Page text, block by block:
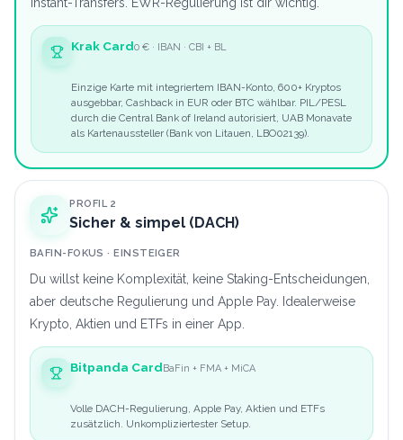
Krak Card0 € · IBAN · CBI + BL
Einzige Karte mit integriertem IBAN-Konto, 600+ Kryptos
ausgebbar, Cashback in EUR oder BTC wählbar. PIL/PESL
durch die Central Bank of Ireland autorisiert, UAB Monavate
als Kartenaussteller (Bank von Litauen, LBO02139).
PROFIL 2
Sicher & simpel (DACH)
BAFIN-FOKUS · EINSTEIGER
Du willst keine Komplexität, keine Staking-Entscheidungen,
aber deutsche Regulierung und Apple Pay. Idealerweise
Krypto, Aktien und ETFs in einer App.
Bitpanda Card BaFin + FMA + MiCA
Volle DACH-Regulierung, Apple Pay, Aktien und ETFs
zusätzlich. Unkompliziertester Setup.